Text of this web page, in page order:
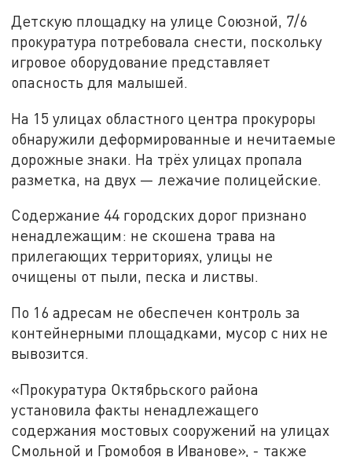
Детскую площадку на улице Союзной, 7/6
прокуратура потребовала снести, поскольку
игровое оборудование представляет
опасность для малышей.
На 15 улицах областного центра прокуроры
обнаружили деформированные и нечитаемые
дорожные знаки. На трёх улицах пропала
разметка, на двух — лежачие полицейские.
Содержание 44 городских дорог признано
ненадлежащим: не скошена трава на
прилегающих территориях, улицы не
очищены от пыли, песка и листвы.
По 16 адресам не обеспечен контроль за
контейнерными площадками, мусор с них не
вывозится.
«Прокуратура Октябрьского района
установила факты ненадлежащего
содержания мостовых сооружений на улицах
Смольной и Громобоя в Иванове», - также